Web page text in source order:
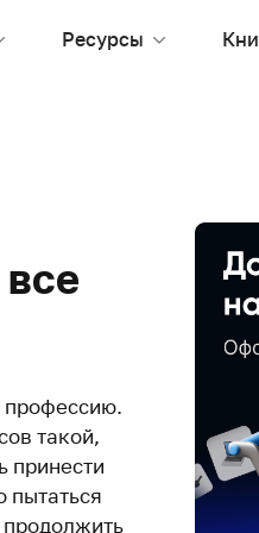
Ресурсы
профессию.
такой,
принести
пытаться
продолжить